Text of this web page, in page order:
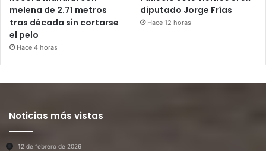
melena de 2.71 metros
tras década sin cortarse
el pelo
Hace 4 horas
diputado Jorge Frías
Hace 12 horas
Noticias más vistas
12 de febrero de 2026